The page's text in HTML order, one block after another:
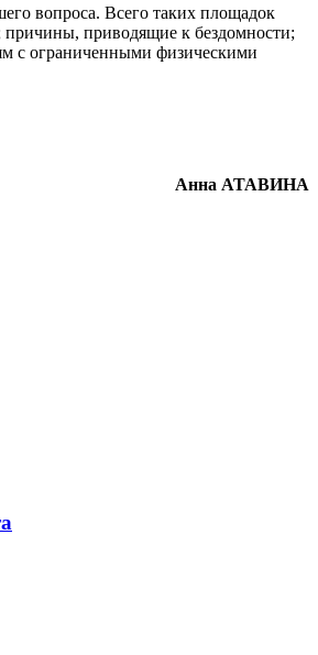
вопроса. Всего таких площадок
приводящие к бездомности;
с ограниченными физическими
Анна АТАВИНА